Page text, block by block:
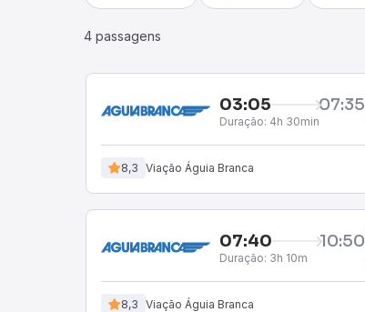
4 passagens
03:05 07:35
Duração: 4h 30min
8,3 Viação Águia Branca
07:40 10:50
Duração: 3h 10m
8,3 Viação Águia Branca